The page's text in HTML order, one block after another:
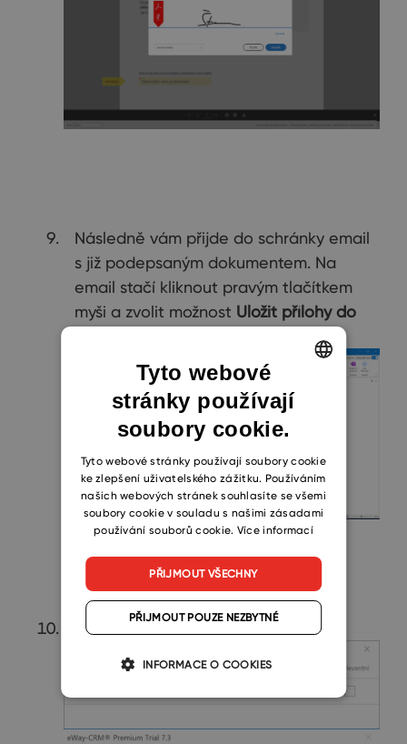
Následně vám přijde do schránky email
s již podepsaným dokumentem. Na
email stačí kliknout pravým tlačítkem
myši a zvolit možnost Uložit přílohy do
Zde potvrdíme tlačítkem
ENGLISH
CZECH
SLOVAK
Tyto webové
stránky používají
soubory cookie.
Tyto webové stránky používají soubory cookie
ke zlepšení uživatelského zážitku. Používáním
našich webových stránek souhlasíte se všemi
soubory cookie v souladu s našimi zásadami
používání souborů cookie. Více informací
PŘIJMOUT VŠECHNY
PŘIJMOUT POUZE NEZBYTNÉ
INFORMACE O COOKIES